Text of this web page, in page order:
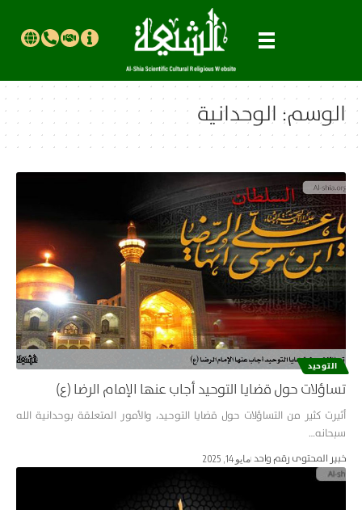
الوسم: الوحدانية
التوحيد
تساؤلات حول قضايا التوحيد أجاب عنها الإمام الرضا (ع)
أثيرت كثير من التساؤلات حول قضايا التوحيد، والأمور المتعلقة بوحدانية الله
سبحانه…
خبير المحتوى رقم واحد مايو 14, 2025